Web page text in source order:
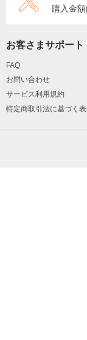
購入金
お客さまサポート
FAQ
お問い合わせ
サービス利用規約
特定商取引法に基づく